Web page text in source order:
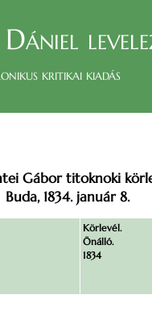
kritikai kiadás
Gábor titoknoki
Buda, 1834. január 8.
Körlevél.
Önálló.
1834